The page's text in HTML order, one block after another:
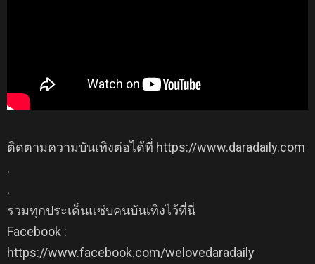
ติดตามความบันเทิงต่อได้ที่ https://www.daradaily.com
.
.
รวมทุกประเด็นแซ่บคนบันเทิงไว้ที่นี่
Facebook :
https://www.facebook.com/welovedaradaily